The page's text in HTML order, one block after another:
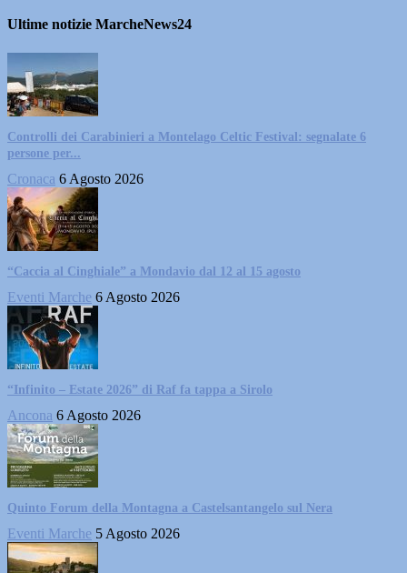
Ultime notizie MarcheNews24
Controlli dei Carabinieri a Montelago Celtic Festival: segnalate 6
persone per...
Cronaca 6 Agosto 2026
“Caccia al Cinghiale” a Mondavio dal 12 al 15 agosto
Eventi Marche 6 Agosto 2026
“Infinito – Estate 2026” di Raf fa tappa a Sirolo
Ancona 6 Agosto 2026
Quinto Forum della Montagna a Castelsantangelo sul Nera
Eventi Marche 5 Agosto 2026